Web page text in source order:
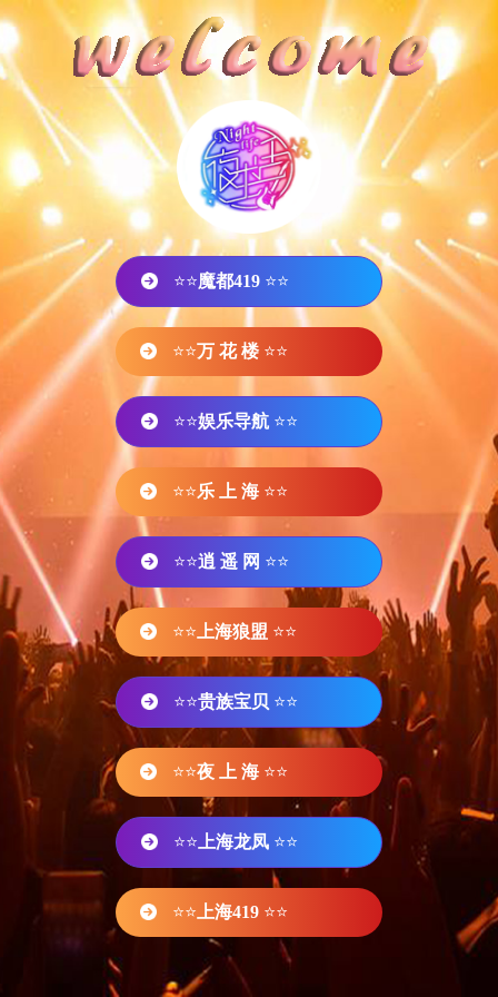
⭐⭐魔都419 ⭐⭐
⭐⭐万 花 楼 ⭐⭐
⭐⭐娱乐导航 ⭐⭐
⭐⭐乐 上 海 ⭐⭐
⭐⭐逍 遥 网 ⭐⭐
⭐⭐ 上海狼盟 ⭐⭐
⭐⭐贵族宝贝 ⭐⭐
⭐⭐夜 上 海 ⭐⭐
⭐⭐ 上海龙凤 ⭐⭐
⭐⭐ 上海419 ⭐⭐